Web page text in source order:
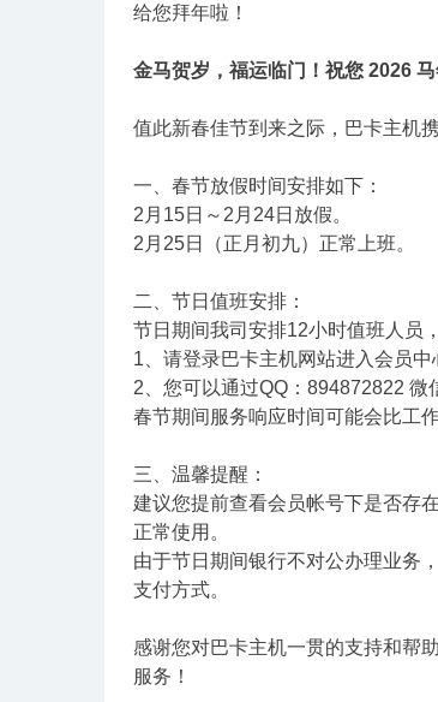
给您拜年啦！
金马贺岁，福运临门！祝您 2026
值此新春佳节到来之际，巴卡主机
一、春节放假时间安排如下：
2月15日～2月24日放假。
2月25日（正月初九）正常上班。
二、节日值班安排：
节日期间我司安排12小时值班人员
1、请登录巴卡主机网站进入会员中
2、您可以通过QQ：894872822 微
春节期间服务响应时间可能会比工
三、温馨提醒：
建议您提前查看会员帐号下是否存
正常使用。
由于节日期间银行不对公办理业务
支付方式。
感谢您对巴卡主机一贯的支持和帮
服务！